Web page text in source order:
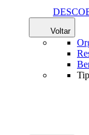
Voltar